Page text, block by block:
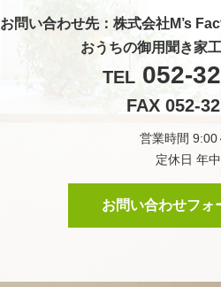
お問い合わせ先：株式会社M’s
おうちの御用聞き家
TEL052-
FAX 052-
営業時間 9:00
定休日 年
お問い合わせフォ